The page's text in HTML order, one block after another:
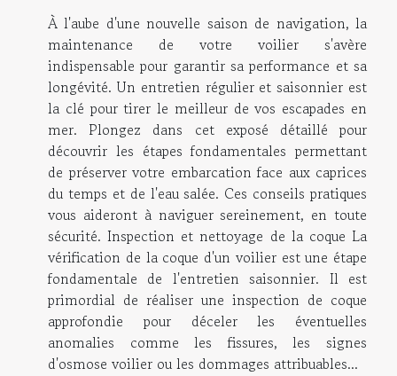
À l'aube d'une nouvelle saison de navigation, la
maintenance de votre voilier s'avère
indispensable pour garantir sa performance et sa
longévité. Un entretien régulier et saisonnier est
la clé pour tirer le meilleur de vos escapades en
mer. Plongez dans cet exposé détaillé pour
découvrir les étapes fondamentales permettant
de préserver votre embarcation face aux caprices
du temps et de l'eau salée. Ces conseils pratiques
vous aideront à naviguer sereinement, en toute
sécurité. Inspection et nettoyage de la coque La
vérification de la coque d'un voilier est une étape
fondamentale de l'entretien saisonnier. Il est
primordial de réaliser une inspection de coque
approfondie pour déceler les éventuelles
anomalies comme les fissures, les signes
d'osmose voilier ou les dommages attribuables...